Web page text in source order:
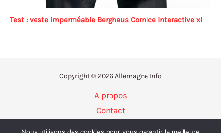
Test : veste imperméable Berghaus Cornice interactive xl
Copyright © 2026 Allemagne Info
A propos
Contact